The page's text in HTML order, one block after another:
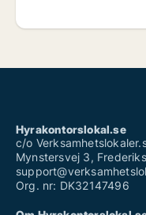
Hyrakontorslokal.se
c/o
Mynstersvej 3,
Org. nr: DK32147496